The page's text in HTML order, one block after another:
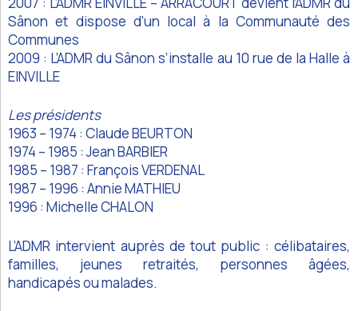
Sânon et dispose d’un local à la Communauté des
Communes
2009 : L’ADMR du Sânon s’installe au 10 rue de la Halle à
EINVILLE
Les présidents
1963 – 1974 : Claude BEURTON
1974 – 1985 : Jean BARBIER
1985 – 1987 : François VERDENAL
1987 – 1996 : Annie MATHIEU
1996 : Michelle CHALON
L’ADMR intervient auprès de tout public : célibataires,
familles, jeunes retraités, personnes âgées,
handicapés ou malades.